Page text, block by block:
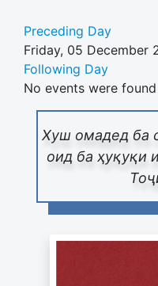
Хуш омадед ба
оид ба ҳуқуқи
Preceding Day
Friday, 05 December
Following Day
No events were found